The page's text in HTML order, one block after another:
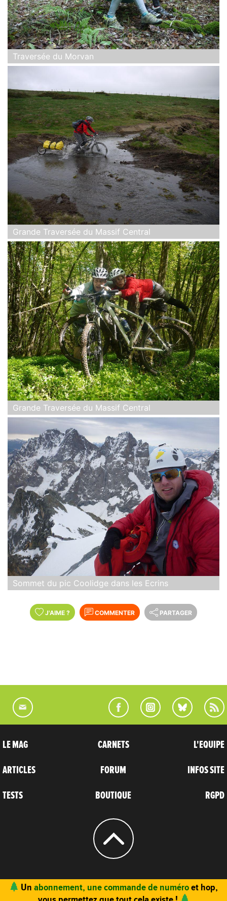
Traversée du Morvan
Grande Traversée du Massif Central
Grande Traversée du Massif Central
Sommet du pic Coolidge dans les Ecrins
J'AIME ? COMMENTER PARTAGER
LE MAG
ARTICLES
TESTS
CARNETS
FORUM
BOUTIQUE
L'EQUIPE
INFOS SITE
RGPD
© 2004 - 2026 CARNETS D’AVENTURES
Un abonnement, une commande de numéroet hop,